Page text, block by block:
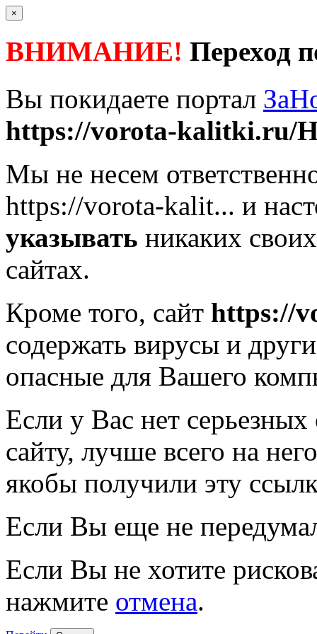
×
ВНИМАНИЕ! Переход
Вы покидаете портал
https://vorota-kalitki.ru/
Мы не несем
https://vorota-kalit... и
указывать никаких
сайтах.
Кроме того, сайт https://
содержать вирусы и
опасные для Вашего
Если у Вас нет
сайту, лучше всего на
якобы получили эту
Если Вы еще не
Если Вы не хотите
нажмите отмена.